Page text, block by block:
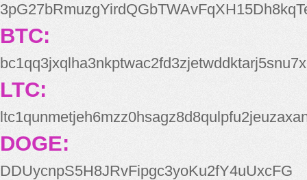
BTC:
bc1qq3jxqlha3nkptwac2fd3zjetwddktarj5snu7x
LTC:
DOGE:
DDUycnpS5H8JRvFipgc3yoKu2fY4uUxcFG